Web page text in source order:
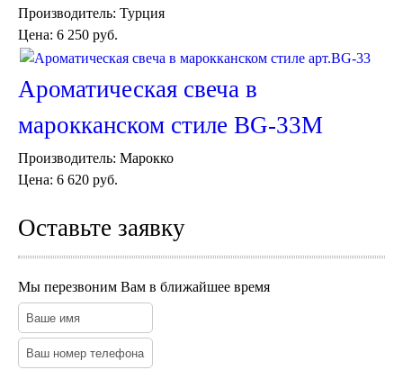
Производитель: Турция
Цена: 6 250 руб.
Ароматическая свеча в
марокканском стиле BG-33M
Производитель: Марокко
Цена: 6 620 руб.
Оставьте заявку
Мы перезвоним Вам в ближайшее время